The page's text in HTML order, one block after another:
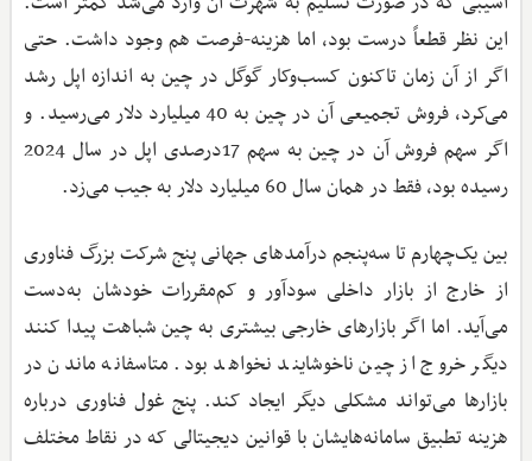
این نظر قطعاً درست بود، اما هزینه‌-فرصت هم وجود داشت. حتی
اگر از آن زمان تاکنون کسب‌وکار گوگل در چین به اندازه اپل رشد
می‌کرد، فروش تجمیعی آن در چین به 40 میلیارد دلار می‌رسید. و
اگر سهم فروش آن در چین به سهم 17درصدی اپل در سال 2024
رسیده بود، فقط در همان سال 60 میلیارد دلار به جیب می‌زد.
بین یک‌چهارم تا سه‌پنجم درآمدهای جهانی پنج شرکت بزرگ فناوری
از خارج از بازار داخلی سودآور و کم‌مقررات خودشان به‌دست
می‌آید. اما اگر بازارهای خارجی بیشتری به چین شباهت پیدا کنند
دیگر خروج از چین ناخوشایند نخواهد بود. متاسفانه ماندن در
بازارها می‌تواند مشکلی دیگر ایجاد کند. پنج غول فناوری درباره
هزینه تطبیق سامانه‌هایشان با قوانین دیجیتالی که در نقاط مختلف